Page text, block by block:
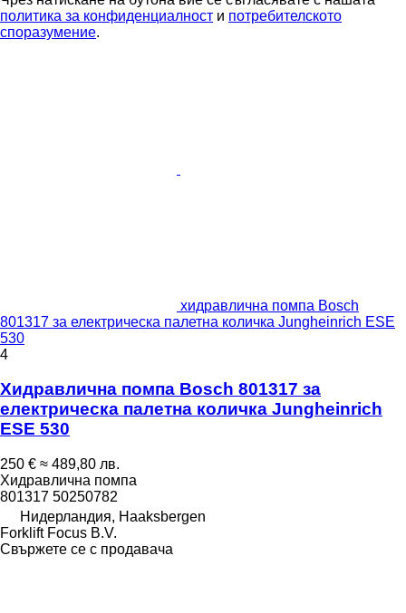
политика за конфиденциалност и потребителското
споразумение.
хидравлична помпа Bosch
801317 за електрическа палетна количка Jungheinrich ESE
530
4
Хидравлична помпа Bosch 801317 за
електрическа палетна количка Jungheinrich
ESE 530
250 € ≈ 489,80 лв.
Хидравлична помпа
801317 50250782
Нидерландия, Haaksbergen
Forklift Focus B.V.
Свържете се с продавача